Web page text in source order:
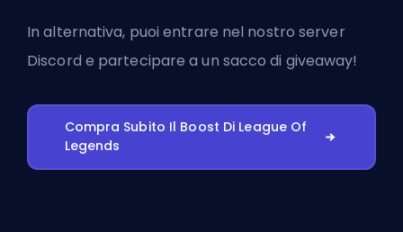
In alternativa, puoientrare nel nostro server
Discord e partecipare a un sacco di giveaway!
Compra Subito Il Boost Di League Of
Legends